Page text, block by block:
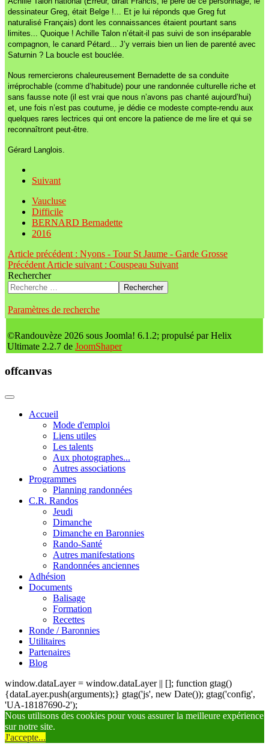
dessinateur Greg, était Belge !... Et je lui réponds que Greg fut
naturalisé Français) dont les connaissances étaient pourtant sans
limites... Quoique ! Achille Talon n’était-il pas suivi de son inséparable
compagnon, le canard Pétard... J’y verrais bien un lien de parenté avec
Saturnin ? La boucle est bouclée.
Nous remercierons chaleureusement Bernadette de sa conduite
irréprochable (comme d’habitude) pour une randonnée culturelle riche et
sans fausse note (il est vrai que nous n’avons pas chanté aujourd’hui)
et, une fois n’est pas coutume, je dédie ce modeste compte-rendu aux
quelques rares lectrices qui ont encore la patience de me lire et qui se
reconnaîtront peut-être.
Gérard Langlois.
Suivant
Vaucluse
Difficile
BERNARD Bernadette
2016
Article précédent : Nyons - Tour St Jaume - Garde Grosse
Précédent Article suivant : Couspeau Suivant
Rechercher
Rechercher
Paramètres de recherche
©Randouvèze 2026 sous Joomla! 6.1.2; propulsé par Helix
Ultimate 2.2.7 de JoomShaper
offcanvas
Accueil
Mode d'emploi
Liens utiles
Les talents
Aux photographes...
Autres associations
Programmes
Planning randonnées
C.R. Randos
Jeudi
Dimanche
Dimanche en Baronnies
Rando-Santé
Autres manifestations
Randonnées anciennes
Adhésion
Documents
Balisage
Formation
Recettes
Ronde / Baronnies
Utilitaires
Partenaires
Blog
window.dataLayer = window.dataLayer || []; function gtag()
{dataLayer.push(arguments);} gtag('js', new Date()); gtag('config',
'UA-18187690-2');
Nous utilisons des cookies pour vous assurer la meilleure expérience
sur notre site.
J'accepte...